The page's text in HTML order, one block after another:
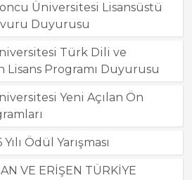
Üniversitesi Lisansüstü
Duyurusu
Türk Dili ve
Programı Duyurusu
Yeni Açılan Ön
Ödül Yarışması
VE ERİŞEN TÜRKİYE